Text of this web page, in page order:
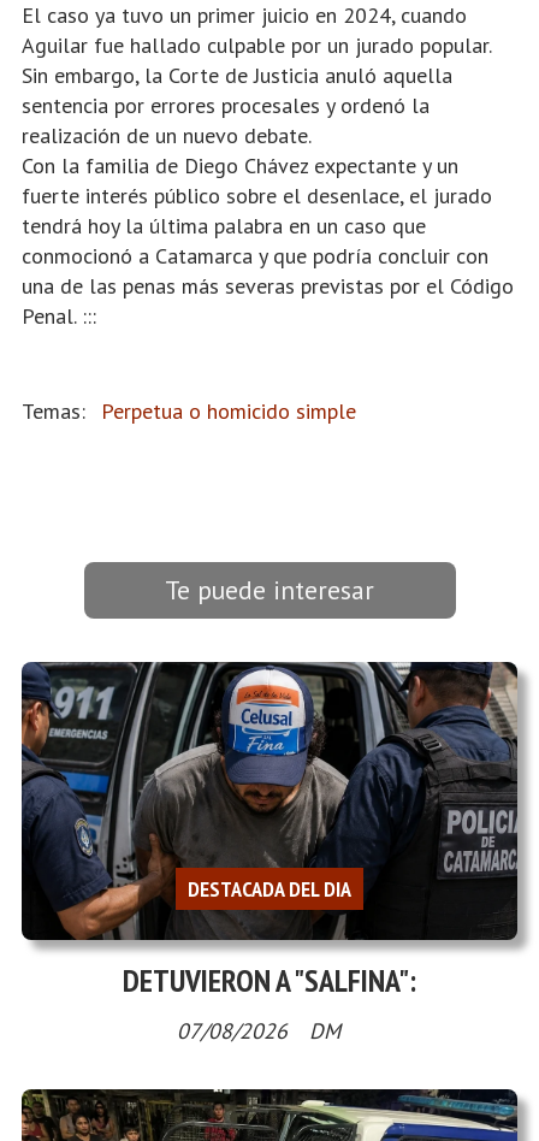
El caso ya tuvo un primer juicio en 2024, cuando
Aguilar fue hallado culpable por un jurado popular.
Sin embargo, la Corte de Justicia anuló aquella
sentencia por errores procesales y ordenó la
realización de un nuevo debate.
Con la familia de Diego Chávez expectante y un
fuerte interés público sobre el desenlace, el jurado
tendrá hoy la última palabra en un caso que
conmocionó a Catamarca y que podría concluir con
una de las penas más severas previstas por el Código
Penal. :::
Perpetua o homicido simple
Te puede interesar
DETUVIERON A "SALFINA":
DM
DESTACADA DEL DIA
07/08/2026